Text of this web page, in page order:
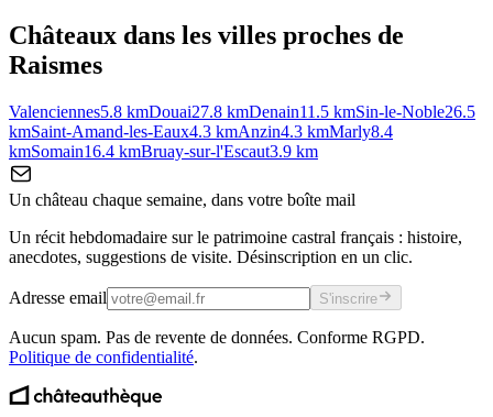
Châteaux dans les villes proches de
Raismes
Valenciennes5.8 kmDouai27.8 kmDenain11.5 kmSin-le-Noble26.5
kmSaint-Amand-les-Eaux4.3 kmAnzin4.3 kmMarly8.4
kmSomain16.4 kmBruay-sur-l'Escaut3.9 km
Un château chaque semaine, dans votre boîte mail
Un récit hebdomadaire sur le patrimoine castral français : histoire,
anecdotes, suggestions de visite. Désinscription en un clic.
Adresse email S'inscrire
Aucun spam. Pas de revente de données. Conforme RGPD.
Politique de confidentialité.